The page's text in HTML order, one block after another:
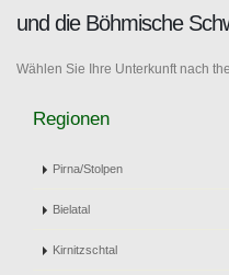
und die Böhmische
Wählen Sie Ihre Unterkunft nach
Regionen
Pirna/Stolpen
Bielatal
Kirnitzschtal